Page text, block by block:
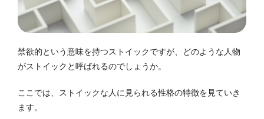
禁欲的という意味を持つストイックですが、どのような人物
がストイックと呼ばれるのでしょうか。
ここでは、ストイックな人に見られる性格の特徴を見ていき
ます。